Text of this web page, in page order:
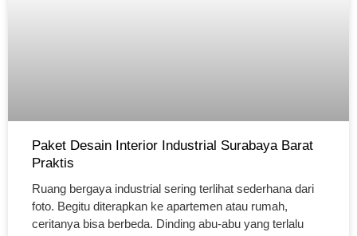
Paket Desain Interior Industrial Surabaya Barat
Praktis
Ruang bergaya industrial sering terlihat sederhana dari
foto. Begitu diterapkan ke apartemen atau rumah,
ceritanya bisa berbeda. Dinding abu-abu yang terlalu